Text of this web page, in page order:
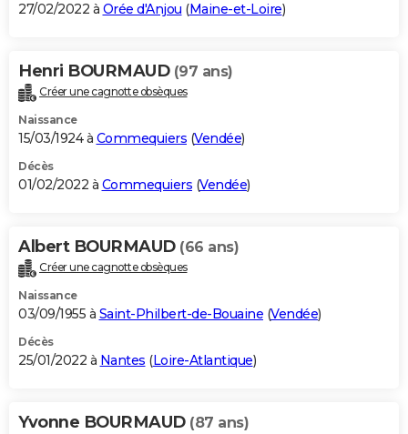
27/02/2022 à Orée d'Anjou (Maine-et-Loire)
Henri BOURMAUD (97 ans)
Créer une cagnotte obsèques
Naissance
15/03/1924 à Commequiers (Vendée)
Décès
01/02/2022 à Commequiers (Vendée)
Albert BOURMAUD (66 ans)
Créer une cagnotte obsèques
Naissance
03/09/1955 à Saint-Philbert-de-Bouaine (Vendée)
Décès
25/01/2022 à Nantes (Loire-Atlantique)
Yvonne BOURMAUD (87 ans)